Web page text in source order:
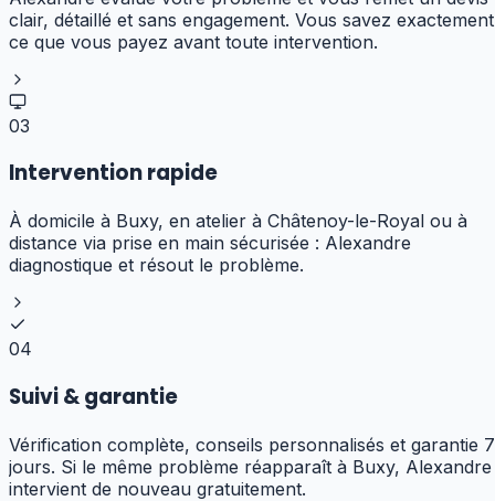
clair, détaillé et sans engagement. Vous savez exactement
ce que vous payez avant toute intervention.
03
Intervention rapide
À domicile à Buxy, en atelier à Châtenoy-le-Royal ou à
distance via prise en main sécurisée : Alexandre
diagnostique et résout le problème.
04
Suivi & garantie
Vérification complète, conseils personnalisés et garantie 7
jours. Si le même problème réapparaît à Buxy, Alexandre
intervient de nouveau gratuitement.